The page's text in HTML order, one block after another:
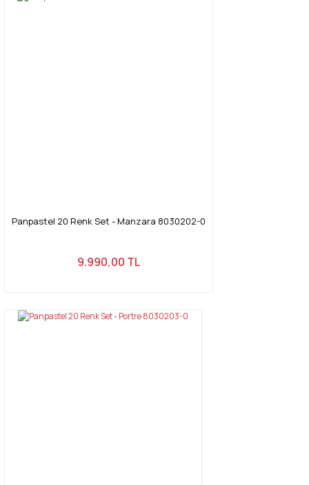
Panpastel 20 Renk Set - Manzara 8030202-0
9.990,00 TL